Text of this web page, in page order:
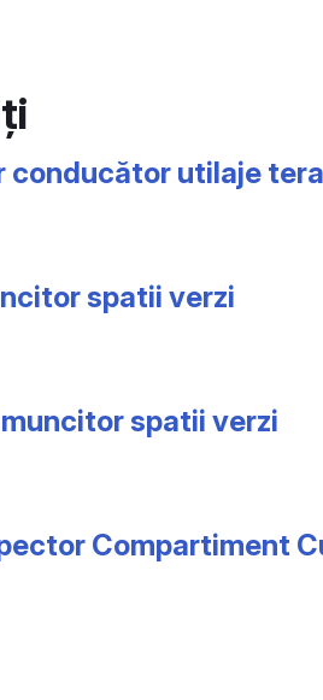
utilaje
spatii verzi
spatii verzi
Compartiment